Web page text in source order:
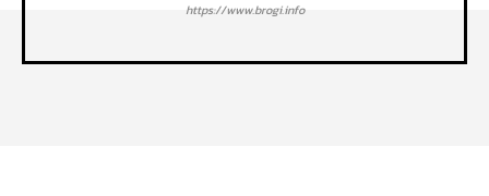
https://www.brogi.info